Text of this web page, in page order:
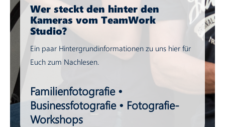
Wer steckt den hinter den
Kameras vom TeamWork
Studio?
Ein paar Hintergrundinformationen zu uns hier für
Euch zum Nachlesen.
Familienfotografie •
Businessfotografie • Fotografie-
Workshops